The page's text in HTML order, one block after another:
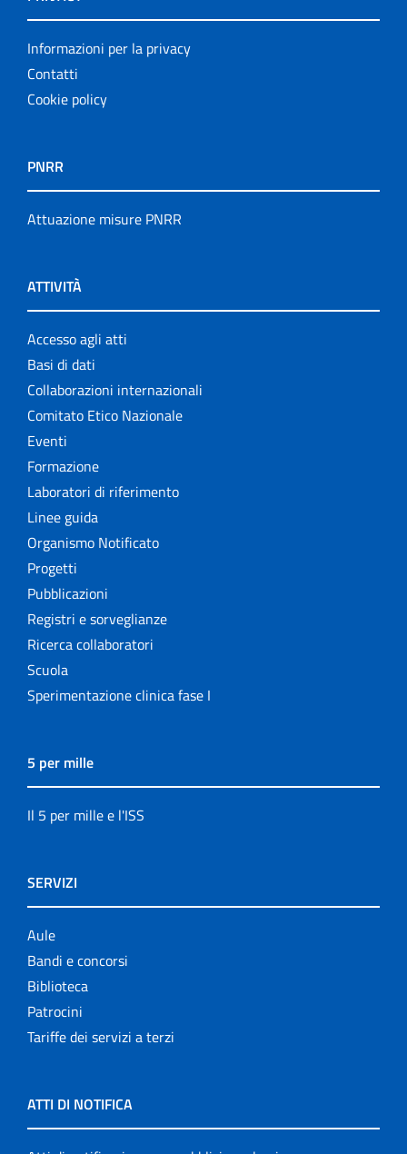
Informazioni per la privacy
Contatti
Cookie policy
PNRR
Attuazione misure PNRR
ATTIVITÀ
Accesso agli atti
Basi di dati
Collaborazioni internazionali
Comitato Etico Nazionale
Eventi
Formazione
Laboratori di riferimento
Linee guida
Organismo Notificato
Progetti
Pubblicazioni
Registri e sorveglianze
Ricerca collaboratori
Scuola
Sperimentazione clinica fase I
5 per mille
Il 5 per mille e l'ISS
SERVIZI
Aule
Bandi e concorsi
Biblioteca
Patrocini
Tariffe dei servizi a terzi
ATTI DI NOTIFICA